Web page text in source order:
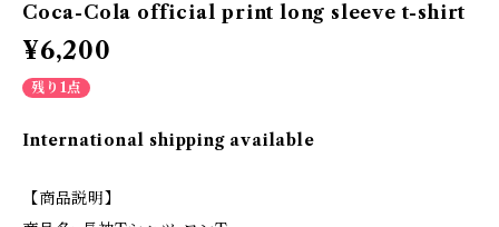
Coca-Cola official print long sleeve t-shirt
¥6,200
残り1点
International shipping available
【商品説明】